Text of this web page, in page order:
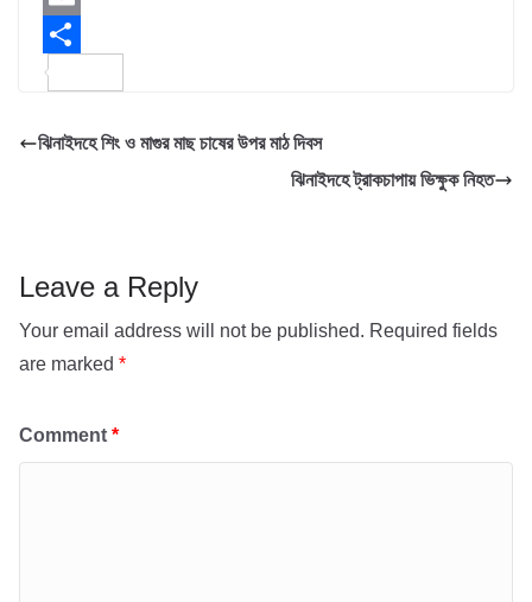
e
b
o
t
e
h
a
s
E
m
i
a
ঝিনাইদহে শিং ও মাগুর মাছ চাষের উপর মাঠ দিবস
ঝিনাইদহে ট্রাকচাপায় ভিক্ষুক নিহত
Leave a Reply
Your email address will not be published. Required fields
are marked *
Comment *